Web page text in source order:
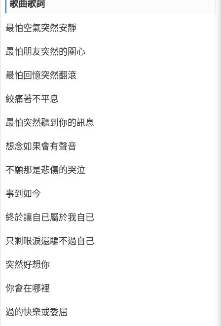
歌曲歌詞
最怕空氣突然安靜
最怕朋友突然的關心
最怕回憶突然翻滾
絞痛著不平息
最怕突然聽到你的訊息
想念如果會有聲音
不願那是悲傷的哭泣
事到如今
終於讓自已屬於我自已
只剩眼淚還騙不過自己
突然好想你
你會在哪裡
過的快樂或委屈